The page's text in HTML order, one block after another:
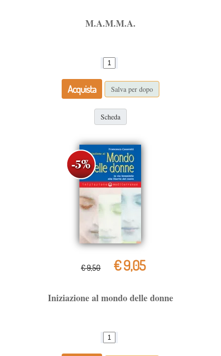
M.A.M.M.A.
Acquista Salva per dopo
Scheda
€ 9,50 € 9,05
Iniziazione al mondo delle donne